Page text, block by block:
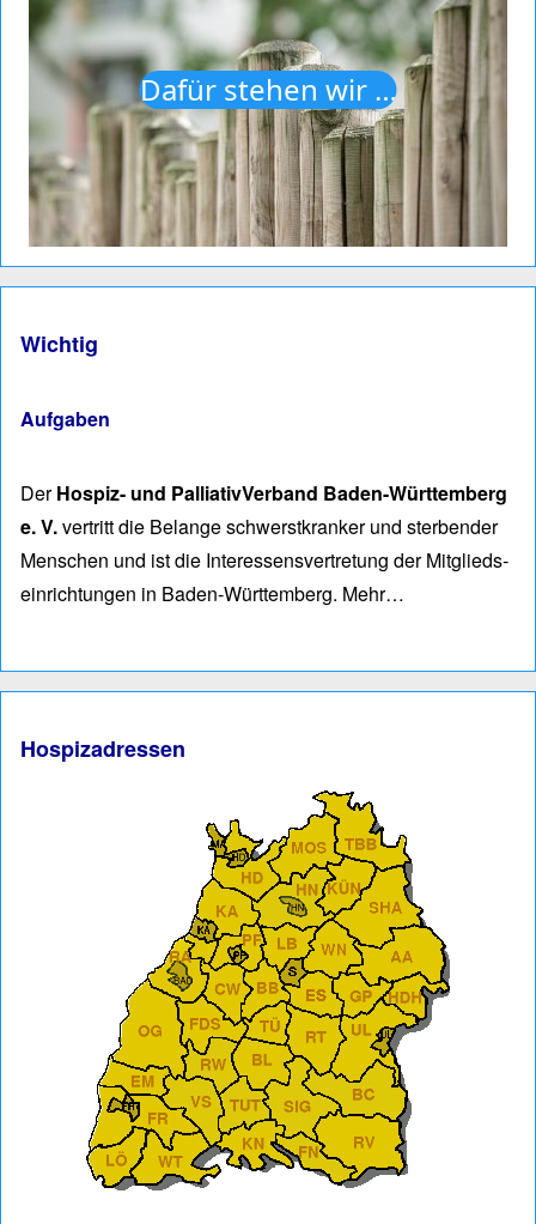
Dafür stehen wir …
Wichtig
Aufgaben
DerHospiz- und PalliativVerband Baden-Württemberg
e. V.vertritt die Belan­ge schwerst­kranker und ster­ben­der
Men­schen und ist die Interessens­vertre­tung der Mitglieds­
einrich­tungen in Baden-Würt­tem­berg. Mehr…
Hospizadressen